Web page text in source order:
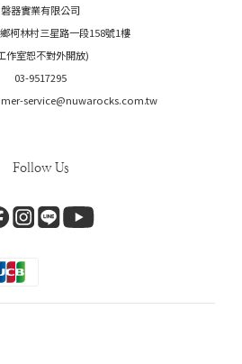
磐器實業有限公司
柯林村三星路一段158號1樓
作室恕不對外開放)
03-9517295
service@nuwarocks.com.tw
Follow Us